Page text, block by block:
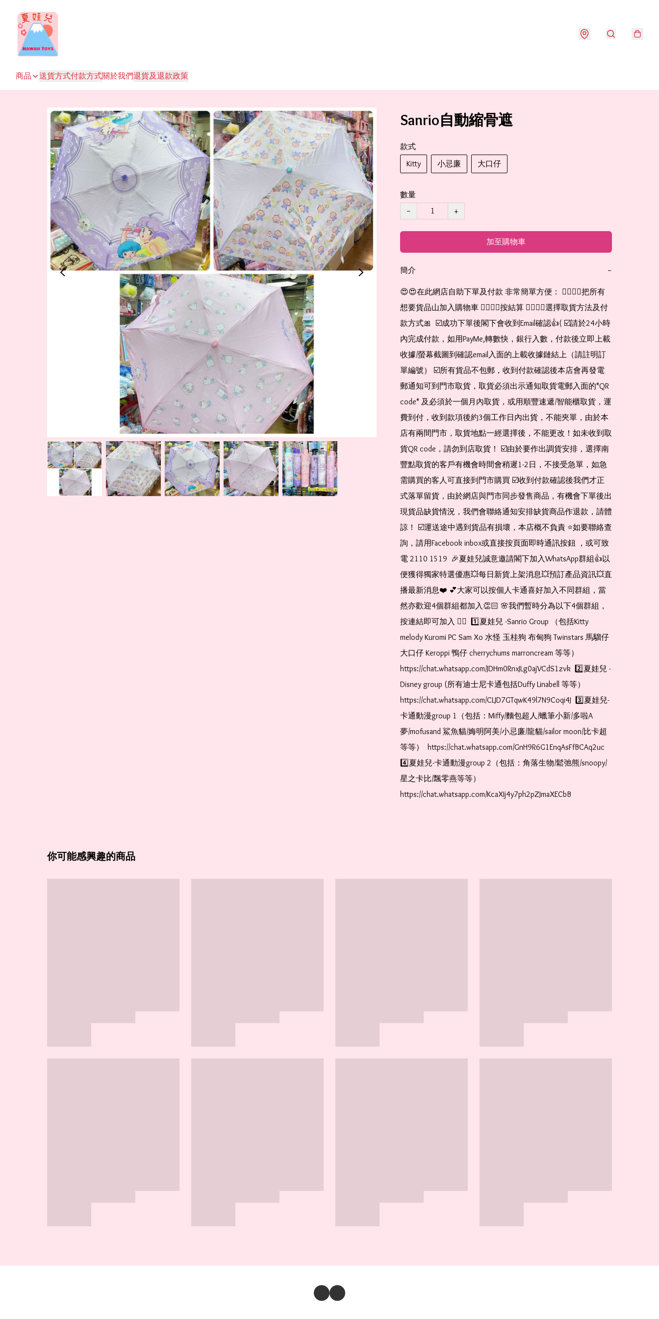
商品 送貨方式付款方式關於我們退貨及退款政策
Sanrio自動縮骨遮
款式
Kitty
小忌廉 大口仔
數量
−
+
加至購物車
簡介 −
😍😍在此網店自助下單及付款 非常簡單方便： 👉🏻👉🏻把所有
想要貨品山加入購物車 👉🏻👉🏻按結算 👉🏻👉🏻選擇取貨方法及付
款方式🎀  ☑️成功下單後閣下會收到Email確認👍( ☑️請於24小時
內完成付款，如用PayMe,轉數快，銀行入數，付款後立即上載
收據/螢幕截圖到確認email入面的上載收據鏈結上（請註明訂
單編號） ☑️所有貨品不包郵，收到付款確認後本店會再發電
郵通知可到門市取貨，取貨必須出示通知取貨電郵入面的*QR
code* 及必須於一個月內取貨，或用順豐速遞/智能櫃取貨，運
費到付，收到款項後約3個工作日內出貨，不能夾單，由於本
店有兩間門市，取貨地點一經選擇後，不能更改！如未收到取
貨QR code，請勿到店取貨！ ☑️由於要作出調貨安排，選擇南
豐點取貨的客戶有機會時間會稍遲1-2日，不接受急單，如急
需購買的客人可直接到門市購買 ☑️收到付款確認後我們才正
式落單留貨，由於網店與門市同步發售商品，有機會下單後出
現貨品缺貨情況，我們會聯絡通知安排缺貨商品作退款，請體
諒！ ☑️運送途中遇到貨品有損壞，本店概不負責 ⭐️如要聯絡查
詢，請用Facebook inbox或直接按頁面即時通訊按鈕 ，或可致
電 2110 1519  🎉夏娃兒誠意邀請閣下加入WhatsApp群組👍以
便獲得獨家特選優惠💥每日新貨上架消息💥預訂產品資訊💥直
播最新消息❤️ 💕大家可以按個人卡通喜好加入不同群組，當
然亦歡迎4個群組都加入👏🏻 🌸我們暫時分為以下4個群組，
按連結即可加入 👇🏻  1️⃣夏娃兒 -Sanrio Group （包括Kitty
melody Kuromi PC Sam Xo 水怪 玉桂狗 布甸狗 Twinstars 馬騮仔
大口仔 Keroppi 鴨仔 cherrychums marroncream 等等）
https://chat.whatsapp.com/JDHm0RnxJLg0ajVCdS1zvk  2️⃣夏娃兒 -
Disney group (所有迪士尼卡通包括Duffy Linabell 等等）
https://chat.whatsapp.com/CLJD7GTqwK49l7N9Coqi4J  3️⃣夏娃兒-
卡通動漫group 1（包括：Miffy/麵包超人/蠟筆小新/多啦A
夢/mofusand 鯊魚貓/娒明阿美/小忌廉/龍貓/sailor moon/比卡超
等等）  https://chat.whatsapp.com/GnH9R6G1EnqAsFfBCAq2uc
4️⃣夏娃兒-卡通動漫group 2（包括：角落生物/鬆弛熊/snoopy/
星之卡比/飄零燕等等）
https://chat.whatsapp.com/KcaXIj4y7ph2pZJmaXECbB
你可能感興趣的商品